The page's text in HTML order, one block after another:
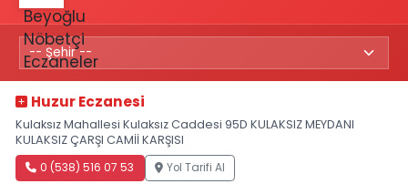
Huzur Eczanesi
Kulaksız Mahallesi Kulaksız Caddesi 95D KULAKSIZ MEYDANI
KULAKSIZ ÇARŞI CAMİİ KARŞISI
0 (538) 516 07 53 Yol Tarifi Al